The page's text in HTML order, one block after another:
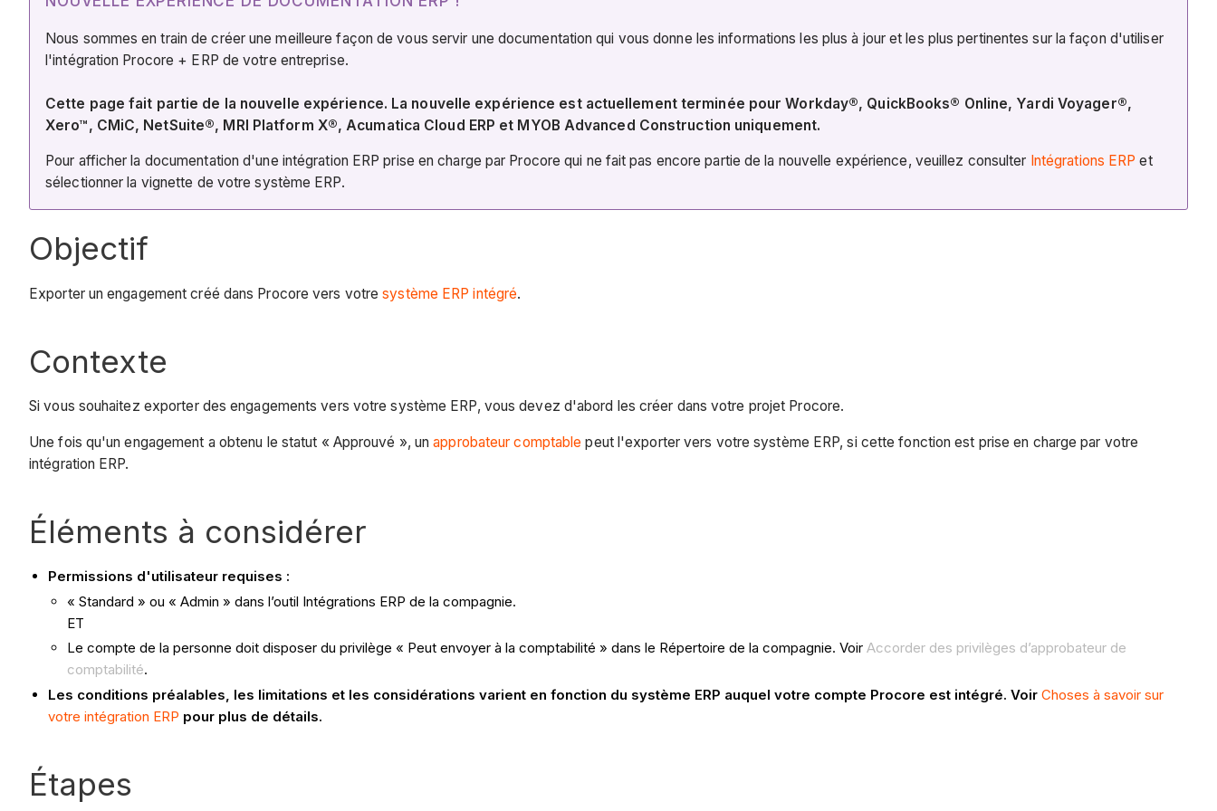
Nous sommes en train de créer une meilleure façon de vous servir une documentation qui vous donne les informations les plus à jour et les plus pertinentes sur la façon d'utiliser
l'intégration Procore + ERP de votre entreprise.
Cette page fait partie de la nouvelle expérience. La nouvelle expérience est actuellement terminée pour Workday®, QuickBooks® Online, Yardi Voyager®,
Xero™, CMiC, NetSuite®, MRI Platform X®, Acumatica Cloud ERP et MYOB Advanced Construction uniquement.
Pour afficher la documentation d'une intégration ERP prise en charge par Procore qui ne fait pas encore partie de la nouvelle expérience, veuillez consulter Intégrations ERP et
sélectionner la vignette de votre système ERP.
Objectif
Exporter un engagement créé dans Procore vers votresystème ERP intégré.
Contexte
Si vous souhaitez exporter des engagements vers votre système ERP, vous devez d'abord les créer dans votre projet Procore.
Une fois qu'un engagement a obtenu le statut « Approuvé », unapprobateur comptable peut l'exporter vers votre système ERP, si cette fonction est prise en charge par votre
intégration ERP.
Éléments à considérer
Permissions d'utilisateur requises :
« Standard » ou « Admin » dans l’outil Intégrations ERP de la compagnie.
ET
Le compte de la personne doit disposer du privilège « Peut envoyer à la comptabilité » dans le Répertoire de la compagnie. Voir Accorder des privilèges d’approbateur de
comptabilité.
Les conditions préalables, les limitations et les considérations varient en fonction du système ERP auquel votre compte Procore est intégré. Voir Choses à savoir sur
votre intégration ERP pour plus de détails.
Étapes